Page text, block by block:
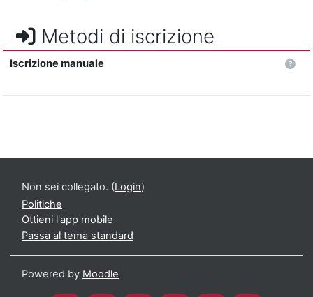
Metodi di iscrizione
Iscrizione manuale
Non sei collegato. (Login)
Politiche
Ottieni l'app mobile
Passa al tema standard
Powered by Moodle